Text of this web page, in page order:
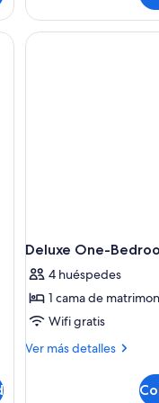
Deluxe One-
4 huéspedes
1 cama de
Wifi gratis
Ver más detalles
Más